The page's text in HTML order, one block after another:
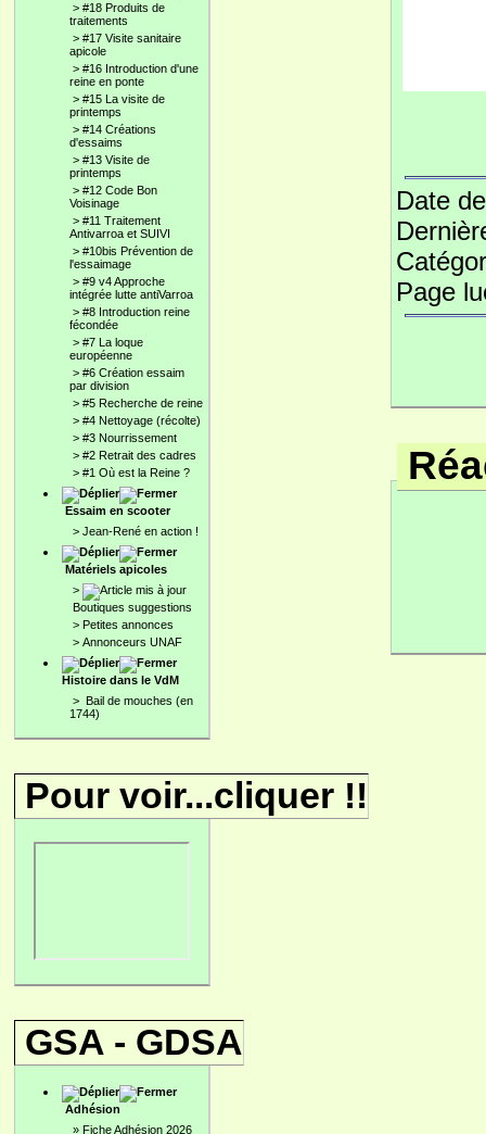
> #18 Produits de
traitements
> #17 Visite sanitaire
apicole
> #16 Introduction d'une
reine en ponte
> #15 La visite de
printemps
> #14 Créations
d'essaims
> #13 Visite de
printemps
> #12 Code Bon
Voisinage
> #11 Traitement
Antivarroa et SUIVI
> #10bis Prévention de
l'essaimage
> #9 v4 Approche
intégrée lutte antiVarroa
> #8 Introduction reine
fécondée
> #7 La loque
européenne
> #6 Création essaim
par division
> #5 Recherche de reine
> #4 Nettoyage (récolte)
> #3 Nourrissement
> #2 Retrait des cadres
> #1 Où est la Reine ?
Essaim en scooter
> Jean-René en action !
Matériels apicoles
>
Boutiques suggestions
> Petites annonces
> Annonceurs UNAF
Histoire dans le VdM
> Bail de mouches (en
1744)
Pour voir...cliquer !!
GSA - GDSA
Adhésion
» Fiche Adhésion 2026
Date
Page